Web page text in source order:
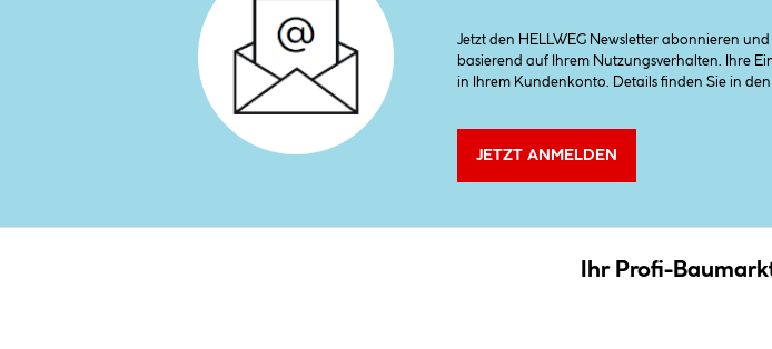
Jetzt den HELLWEG Newsletter abonnieren
basierend auf Ihrem Nutzungsverhalten. Ihre
in Ihrem Kundenkonto. Details finden Sie in den
JETZT ANMELDEN
Ihr Profi-